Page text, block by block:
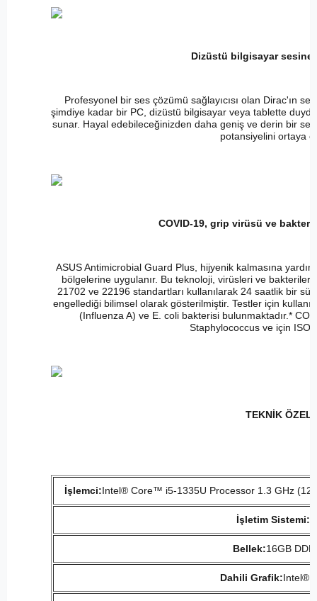
Dizüstü bilgisayar sesine
Profesyonel bir ses çözümü sağlayıcısı olan Dirac'ın
şimdiye kadar bir PC, dizüstü bilgisayar veya tablette
sunar. Hayal edebileceğinizden daha geniş ve derin bir
potansiyelini ortaya
COVID-19, grip virüsü ve
ASUS Antimicrobial Guard Plus, hijyenik kalmasına
bölgelerine uygulanır. Bu teknoloji, virüsleri ve
21702 ve 22196 standartları kullanılarak 24 saatlik bir
engellediği bilimsel olarak gösterilmiştir. Testler için
(Influenza A) ve E. coli bakterisi bulunmaktadır.*
Staphylococcus ve için ISO
TEKNİK
İşlemci:Intel® Core™ i5-1335U Processor 1.3 GHz
İşletim Sistemi:
Bellek:16GB
Dahili Grafik:Intel®